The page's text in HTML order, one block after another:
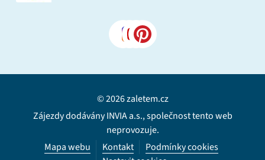
© 2026 zaletem.cz
Zájezdy dodávány INVIA a.s., společnost tento web
neprovozuje.
Mapa webu
Kontakt
Podmínky cookies